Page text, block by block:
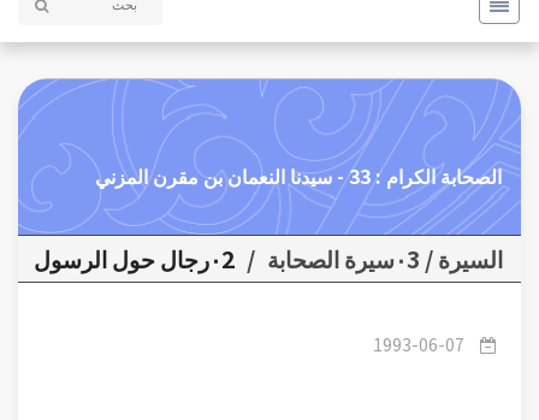
الصحابة الكرام : 33 - سيدنا النعمان بن مقرن المزني
السيرة / ٠3سيرة الصحابة / ٠2رجال حول الرسول
1993-06-07